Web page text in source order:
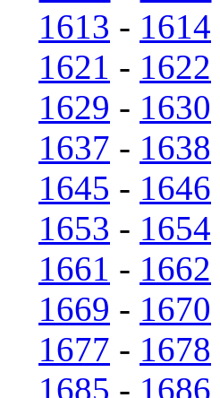
1613 - 1614
1621 - 1622
1629 - 1630
1637 - 1638
1645 - 1646
1653 - 1654
1661 - 1662
1669 - 1670
1677 - 1678
1685 - 1686